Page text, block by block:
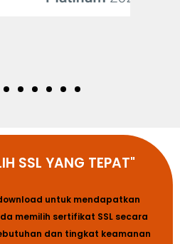
SSL YANG TEPAT"
untuk mendapatkan
memilih sertifikat SSL secara
dan tingkat keamanan